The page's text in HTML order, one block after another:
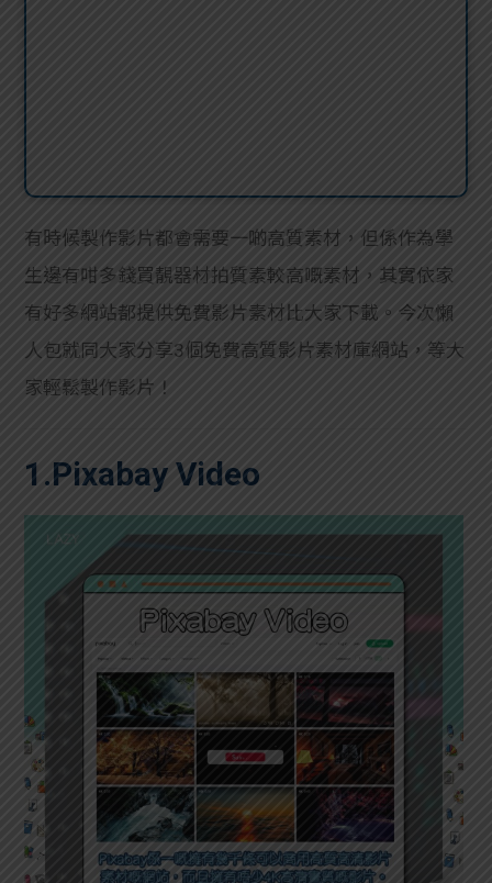
有時候製作影片都會需要一啲高質素材，但係作為學
生邊有咁多錢買靚器材拍質素較高嘅素材，其實依家
有好多網站都提供免費影片素材比大家下載。今次懶
人包就同大家分享3個免費高質影片素材庫網站，等大
家輕鬆製作影片！
1.Pixabay Video